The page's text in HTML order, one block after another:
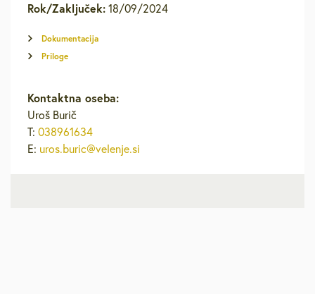
Rok/Zaključek: 18/09/2024
Dokumentacija
Priloge
Kontaktna oseba:
Uroš Burič
T: 038961634
E: uros.buric@velenje.si